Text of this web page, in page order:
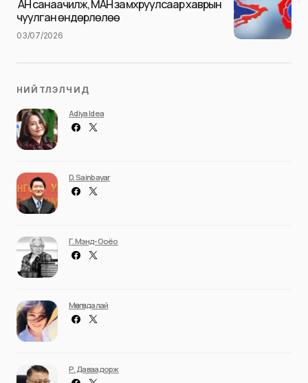
АН санаачилж, МАН замхруулсаар хаврын
чуулган өндөрлөлөө
03/07/2026
НИЙТЛЭЛЧИД
Adiya Idea
D. Sainbayar
Г. Мэнд-Ооёо
Мөнгөндалай
Р. Даваадорж